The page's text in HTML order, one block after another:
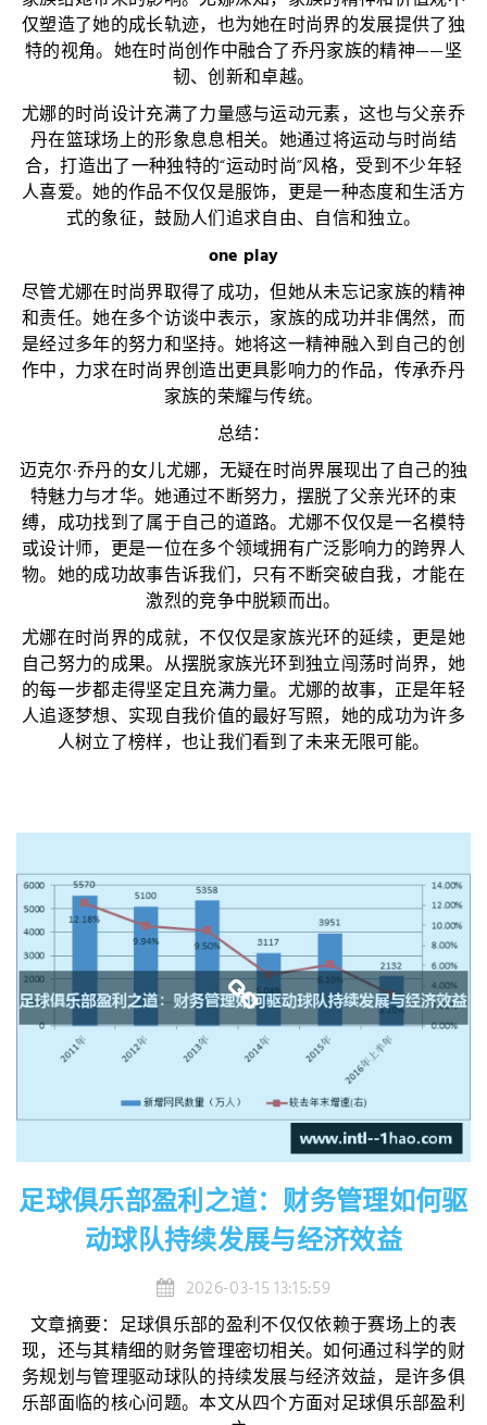
仅塑造了她的成长轨迹，也为她在时尚界的发展提供了独
特的视角。她在时尚创作中融合了乔丹家族的精神——坚
韧、创新和卓越。
尤娜的时尚设计充满了力量感与运动元素，这也与父亲乔
丹在篮球场上的形象息息相关。她通过将运动与时尚结
合，打造出了一种独特的“运动时尚”风格，受到不少年轻
人喜爱。她的作品不仅仅是服饰，更是一种态度和生活方
式的象征，鼓励人们追求自由、自信和独立。
one play
尽管尤娜在时尚界取得了成功，但她从未忘记家族的精神
和责任。她在多个访谈中表示，家族的成功并非偶然，而
是经过多年的努力和坚持。她将这一精神融入到自己的创
作中，力求在时尚界创造出更具影响力的作品，传承乔丹
家族的荣耀与传统。
总结：
迈克尔·乔丹的女儿尤娜，无疑在时尚界展现出了自己的独
特魅力与才华。她通过不断努力，摆脱了父亲光环的束
缚，成功找到了属于自己的道路。尤娜不仅仅是一名模特
或设计师，更是一位在多个领域拥有广泛影响力的跨界人
物。她的成功故事告诉我们，只有不断突破自我，才能在
激烈的竞争中脱颖而出。
尤娜在时尚界的成就，不仅仅是家族光环的延续，更是她
自己努力的成果。从摆脱家族光环到独立闯荡时尚界，她
的每一步都走得坚定且充满力量。尤娜的故事，正是年轻
人追逐梦想、实现自我价值的最好写照，她的成功为许多
人树立了榜样，也让我们看到了未来无限可能。
足球俱乐部盈利之道：财务管理如何驱
动球队持续发展与经济效益
2026-03-15 13:15:59
文章摘要：足球俱乐部的盈利不仅仅依赖于赛场上的表
现，还与其精细的财务管理密切相关。如何通过科学的财
务规划与管理驱动球队的持续发展与经济效益，是许多俱
乐部面临的核心问题。本文从四个方面对足球俱乐部盈利